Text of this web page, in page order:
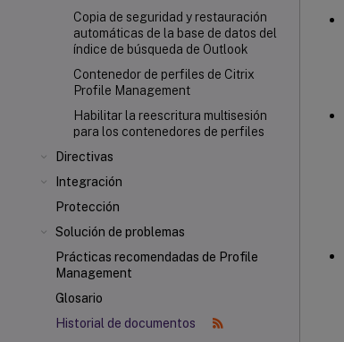
Copia de seguridad y restauración
automáticas de la base de datos del
índice de búsqueda de Outlook
Contenedor de perfiles de Citrix
Profile Management
Habilitar la reescritura multisesión
para los contenedores de perfiles
Directivas
Integración
Protección
Solución de problemas
Prácticas recomendadas de Profile
Management
Glosario
Historial de documentos